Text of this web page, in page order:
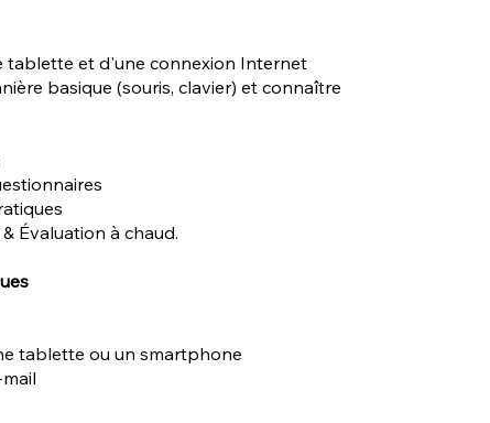
tablette et d'une connexion Internet
basique (souris, clavier) et connaître
Évaluation à chaud.
tablette ou un smartphone